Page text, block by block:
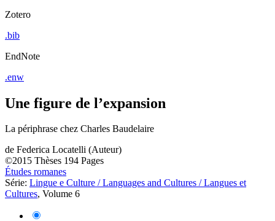
Zotero
.bib
EndNote
.enw
Une figure de l’expansion
La périphrase chez Charles Baudelaire
de Federica Locatelli (Auteur)
©2015 Thèses 194 Pages
Études romanes
Série: Lingue e Culture / Languages and Cultures / Langues et
Cultures, Volume 6